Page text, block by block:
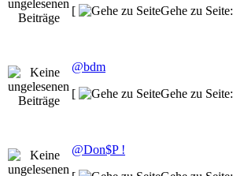
[
Gehe zu Seite:
@bdm
[
Gehe zu Seite:
@Don$P !